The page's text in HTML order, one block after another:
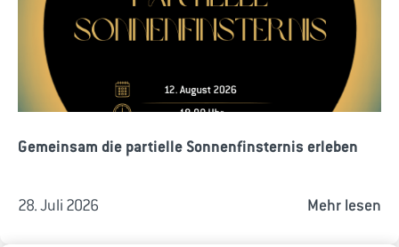
Gemeinsam die partielle Sonnenfinsternis erleben
28. Juli 2026 Mehr lesen